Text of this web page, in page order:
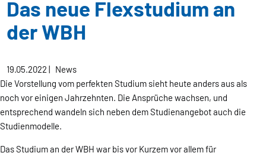
Das neue Flexstudium an
der WBH
19.05.2022| News
Die Vorstellung vom perfekten Studium sieht heute anders aus als
noch vor einigen Jahrzehnten. Die Ansprüche wachsen, und
entsprechend wandeln sich neben dem Studienangebot auch die
Studienmodelle.
Das Studium an der WBH war bis vor Kurzem vor allem für